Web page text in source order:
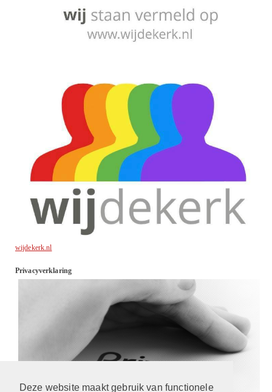
Deze website maakt gebruik van functionele
wijdekerk.nl
Privacyverklaring